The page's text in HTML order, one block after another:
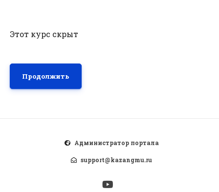
Этот курс скрыт
Продолжить
Администратор портала
support@kazangmu.ru